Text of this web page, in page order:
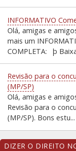
INFORMATIVO
Olá, amigas e
mais um
COMPLETA: þ
Revisão para o
(MP/SP)
Olá, amigas e
Revisão para o
(MP/SP). Bons estu...
DIZER O DIREITO